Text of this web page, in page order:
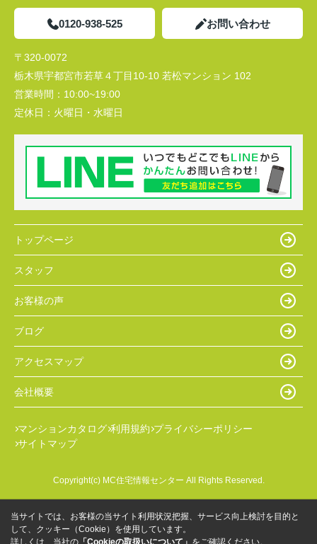
0120-938-525 お問い合わせ
〒320-0072
栃木県宇都宮市若草４丁目10-10 若松マンション 102
営業時間： 10:00~19:00
定休日： 火曜日・水曜日
トップページ
スタッフ
お客様の声
ブログ
アクセスマップ
会社概要
マンションカタログ 利用規約 プライバシーポリシー
サイトマップ
Copyright(c) MC住宅情報センター All Rights Reserved.
当サイトでは、お客様の当サイト利用状況把握、サービス向上検討を目的と
して、クッキー（Cookie）を使用しています。
詳しくは、当社の 「Cookieの取扱いについて」 をご確認ください。